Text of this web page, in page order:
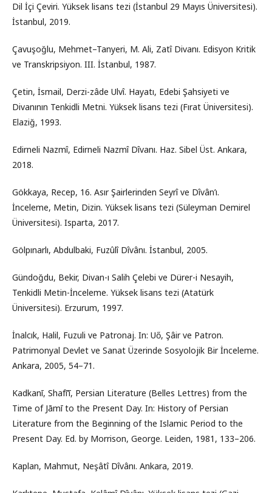
Dil İçi Çeviri. Yüksek lisans tezi (İstanbul 29 Mayıs Üniversitesi).
İstanbul, 2019.
Çavuşoğlu, Mehmet–Tanyeri, M. Ali, Zatî Divanı. Edisyon Kritik
ve Transkripsiyon. III. İstanbul, 1987.
Çetin, İsmail, Derzi-zâde Ulvî. Hayatı, Edebi Şahsiyeti ve
Divanının Tenkidli Metni. Yüksek lisans tezi (Fırat Üniversitesi).
Elaziğ, 1993.
Edirneli Nazmî, Edirneli Nazmî Dîvanı. Haz. Sibel Üst. Ankara,
2018.
Gökkaya, Recep, 16. Asır Şairlerinden Seyrî ve Dîvân’ı.
İnceleme, Metin, Dizin. Yüksek lisans tezi (Süleyman Demirel
Üniversitesi). Isparta, 2017.
Gölpınarlı, Abdulbaki, Fuzûlî Dîvânı. İstanbul, 2005.
Gündoğdu, Bekir, Divan-ı Salih Çelebi ve Dürer-i Nesayih,
Tenkidli Metin-İnceleme. Yüksek lisans tezi (Atatürk
Üniversitesi). Erzurum, 1997.
İnalcık, Halil, Fuzuli ve Patronaj. In: Uő, Şâir ve Patron.
Patrimonyal Devlet ve Sanat Üzerinde Sosyolojik Bir İnceleme.
Ankara, 2005, 54–71.
Kadkanī, Shafī‘ī, Persian Literature (Belles Lettres) from the
Time of Jāmī to the Present Day. In: History of Persian
Literature from the Beginning of the Islamic Period to the
Present Day. Ed. by Morrison, George. Leiden, 1981, 133–206.
Kaplan, Mahmut, Neşâtî Dîvânı. Ankara, 2019.